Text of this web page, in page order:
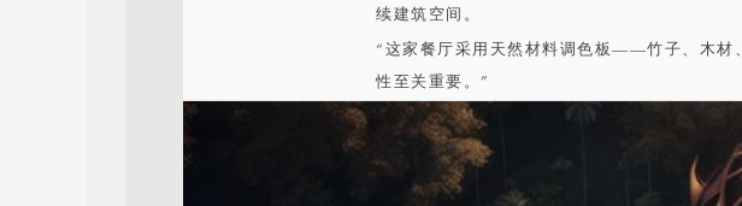
续建筑空间。
“这家餐厅采用天然材料调色板——竹子、木材
性至关重要。”